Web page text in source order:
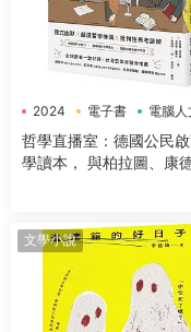
2024 電子書 電腦人
哲學直播室：德國公民
學讀本， 與柏拉圖、康
文學小說